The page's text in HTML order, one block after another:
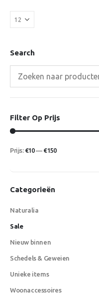
Search
Filter Op Prijs
Min.
Max.
Prijs: €10— €150
Categorieën
Naturalia
Sale
Nieuw binnen
Schedels & Geweien
Unieke items
Woonaccessoires